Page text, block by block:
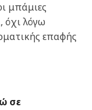
μπάμιες
όχι λόγω
επαφής
σε